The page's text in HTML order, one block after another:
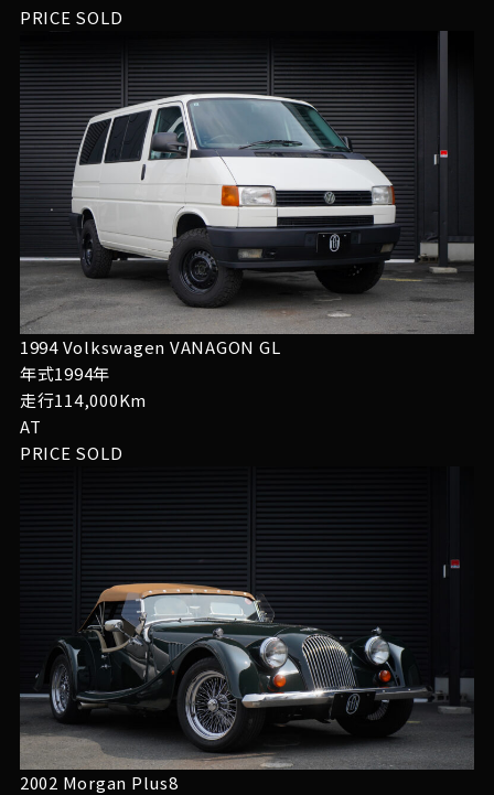
PRICE SOLD
1994 Volkswagen VANAGON GL
年式1994年
走行114,000Km
AT
PRICE SOLD
2002 Morgan Plus8